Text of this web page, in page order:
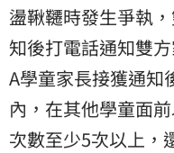
盪鞦韆時發生爭執
知後打電話通知雙
A學童家長接獲通知
內，在其他學童面
次數至少5次以上，